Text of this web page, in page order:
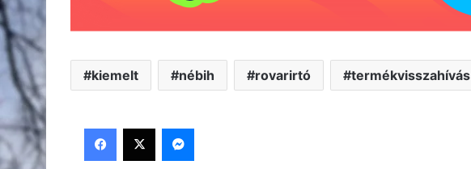
kiemelt nébih rovarirtó termékvisszahívás
Facebook
X Messenger